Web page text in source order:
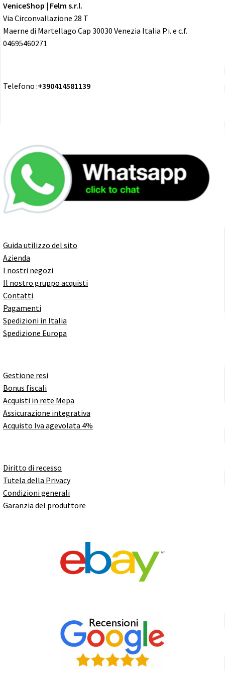
VeniceShop | Felm s.r.l.
Via Circonvallazione 28 T
Maerne di Martellago Cap 30030 Venezia Italia P.i. e c.f.
04695460271
Telefono :+390414581139
Guida utilizzo del sito
Azienda
I nostri negozi
Il nostro gruppo acquisti
Contatti
Pagamenti
Spedizioni in Italia
Spedizione Europa
Gestione resi
Bonus fiscali
Acquisti in rete Mepa
Assicurazione integrativa
Acquisto Iva agevolata 4%
Diritto di recesso
Tutela della Privacy
Condizioni generali
Garanzia del produttore